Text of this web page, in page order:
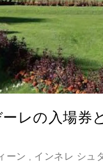
ーレの入場券
ーン インネレ シュ